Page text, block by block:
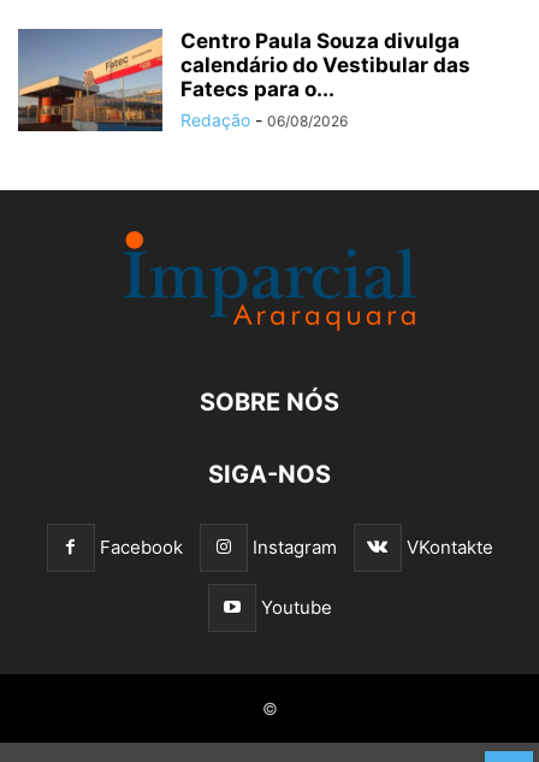
Centro Paula Souza divulga
calendário do Vestibular das
Fatecs para o...
Redação - 06/08/2026
SOBRE NÓS
SIGA-NOS
Facebook Instagram VKontakte
Youtube
©